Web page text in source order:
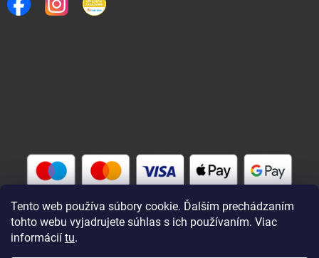
Tento web používa súbory cookie. Ďalším prechádzaním
tohto webu vyjadrujete súhlas s ich používaním. Viac
informácií tu.